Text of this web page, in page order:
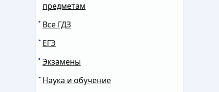
предметам
Все ГДЗ
ЕГЭ
Экзамены
Наука и обучение